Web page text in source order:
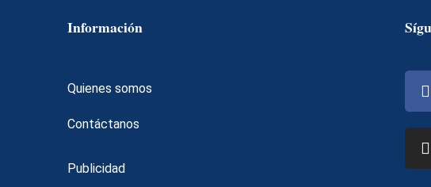
Información
Quienes somos
Contáctanos
Publicidad